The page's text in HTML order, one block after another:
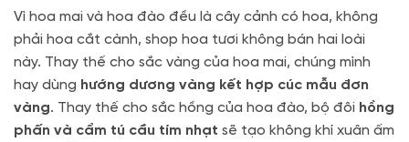
Vì hoa mai và hoa đào đều là cây cảnh có hoa, không
phải hoa cắt cành, shop hoa tươi không bán hai loài
này. Thay thế cho sắc vàng của hoa mai, chúng mình
hay dùng hướng dương vàng kết hợp cúc mẫu đơn
vàng. Thay thế cho sắc hồng của hoa đào, bộ đôi hồng
phấn và cẩm tú cầu tím nhạt sẽ tạo không khí xuân ấm